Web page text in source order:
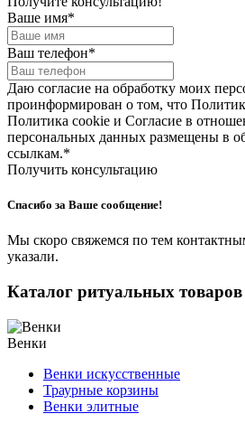
Ваше имя*
Ваш телефон*
Даю согласие на обработку моих
проинформирован о том, что
Политика cookie и Согласие в
персональных данных размещены в
ссылкам.*
Получить консультацию
Спасибо за Ваше сообщение!
Мы скоро свяжемся по тем
указали.
Каталог ритуальных товаров
Венки
Венки искусственные
Траурные корзины
Венки элитные